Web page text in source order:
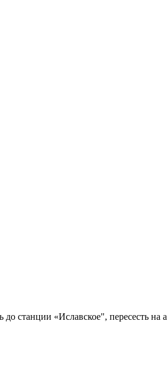
станции «Иславское", пересесть